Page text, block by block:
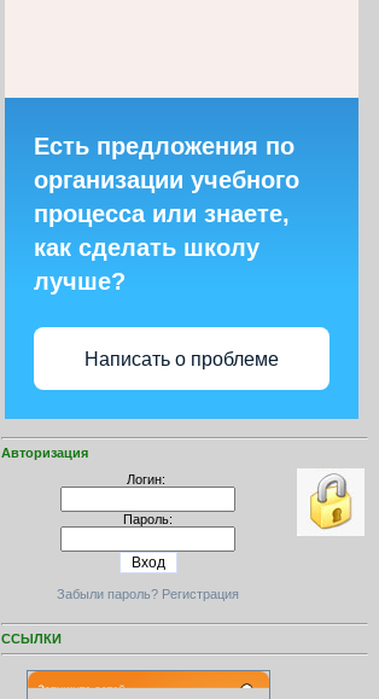
Есть предложения по
организации учебного
процесса или знаете,
как сделать школу
лучше?
Написать о проблеме
Авторизация
Логин:
Пароль:
Забыли пароль? Регистрация
ССЫЛКИ